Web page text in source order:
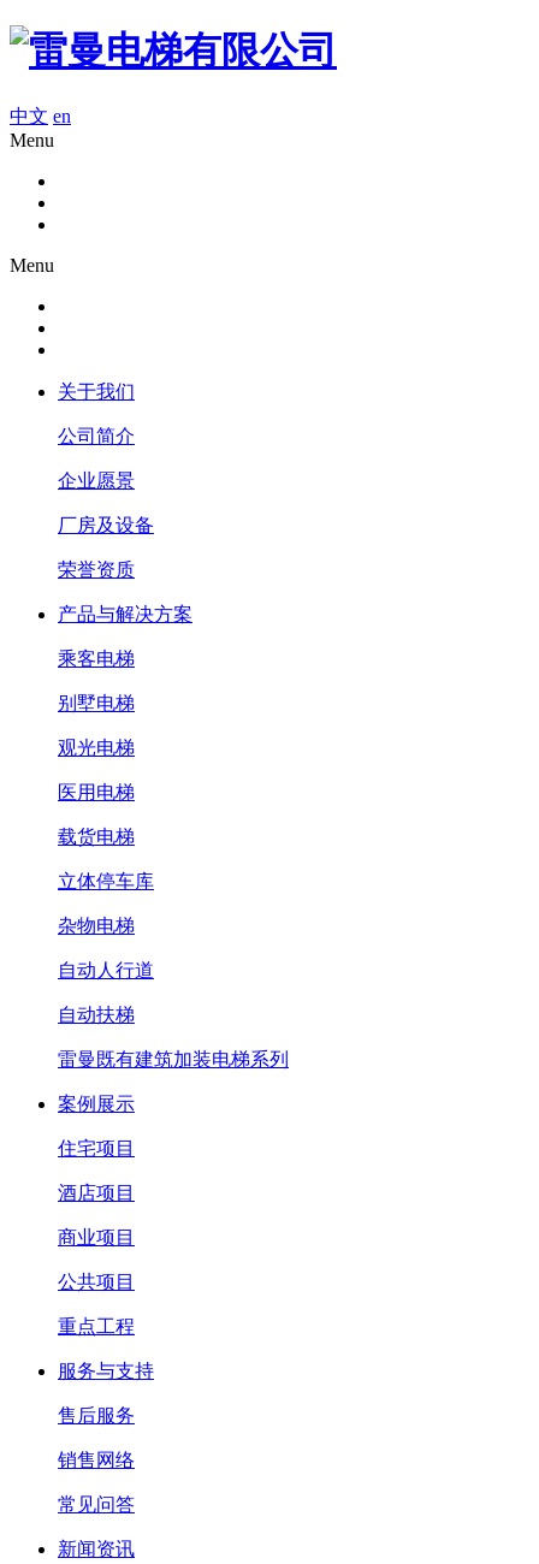
中文 en
Menu
Menu
关于我们
公司简介
企业愿景
厂房及设备
荣誉资质
产品与解决方案
乘客电梯
别墅电梯
观光电梯
医用电梯
载货电梯
立体停车库
杂物电梯
自动人行道
自动扶梯
雷曼既有建筑加装电梯系列
案例展示
住宅项目
酒店项目
商业项目
公共项目
重点工程
服务与支持
售后服务
销售网络
常见问答
新闻资讯